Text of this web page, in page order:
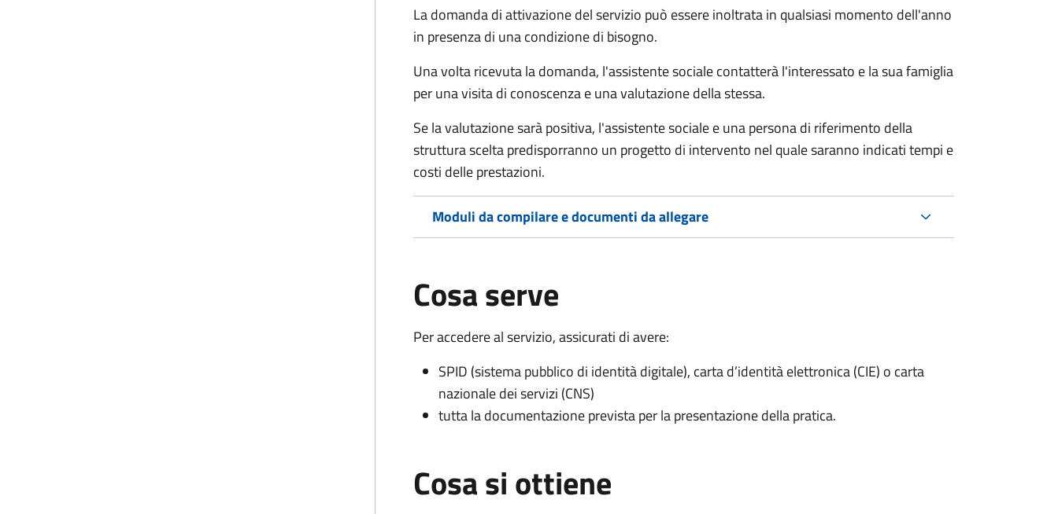
La domanda di attivazione del servizio può essere inoltrata in qualsiasi momento dell'anno
in presenza di una condizione di bisogno.
Una volta ricevuta la domanda, l'assistente sociale contatterà l'interessato e la sua famiglia
per una visita di conoscenza e una valutazione della stessa.
Se la valutazione sarà positiva, l'assistente sociale e una persona di riferimento della
struttura scelta predisporranno un progetto di intervento nel quale saranno indicati tempi e
costi delle prestazioni.
Moduli da compilare e documenti da allegare
Cosa serve
Per accedere al servizio, assicurati di avere:
SPID (sistema pubblico di identità digitale), carta d’identità elettronica (CIE) o carta
nazionale dei servizi (CNS)
tutta la documentazione prevista per la presentazione della pratica.
Cosa si ottiene